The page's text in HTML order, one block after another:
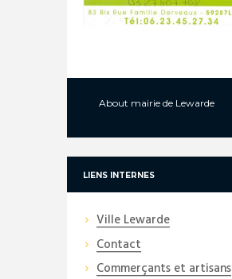
About mairie de Lewarde
LIENS INTERNES
Ville Lewarde
Contact
Commerçants et artisans